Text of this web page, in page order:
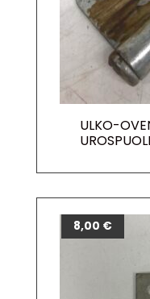
ULKO-
8,00 €